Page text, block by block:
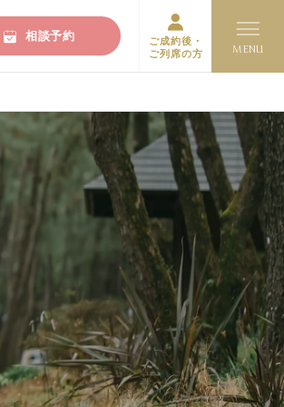
相談予約
ご成約後・
ご列席の方